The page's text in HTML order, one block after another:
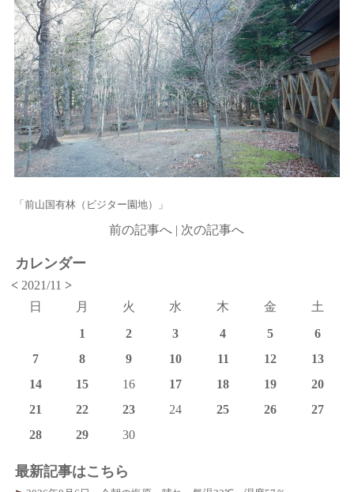
「前山国有林（ビジター園地）」
前の記事へ | 次の記事へ
カレンダー
< 2021/11>
日
月 火 水 木 金
土
1
2 3 4 5
6
7
8 9 10 11 12
13
14
15 16 17 18 19
20
21
22 23 24 25 26
27
28
29 30
最新記事はこちら